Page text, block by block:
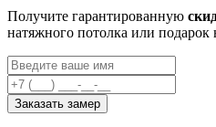
Получите гарантированную
натяжного потолка или подарок
Заказать замер